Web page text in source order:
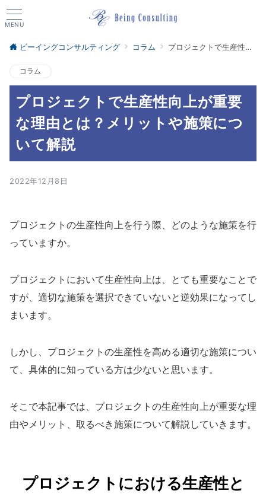
MENU
ビーイングコンサルティング コラム プロジェクトで生産性向上が重要な理由とは？メリットや施策について解説
コラム
プロジェクトで生産性向上が重要
な理由とは？メリットや施策につ
いて解説
2022年12月8日
プロジェクトの生産性向上を行う際、どのような施策を行
っていますか。
プロジェクトにおいて生産性向上は、とても重要なことで
すが、適切な施策を選択できていないと逆効果になってし
まいます。
しかし、プロジェクトの生産性を高める適切な施策につい
て、具体的に知っている方は少ないと思います。
そこで本記事では、プロジェクトの生産性向上が重要な理
由やメリット、取るべき施策について解説していきます。
プロジェクトにおける生産性と